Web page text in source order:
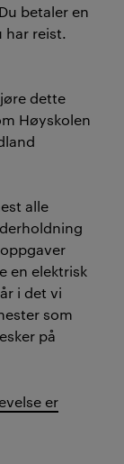
betaler en
har reist.
dette
Høyskolen
alle
en elektrisk
i det vi
som
på
er